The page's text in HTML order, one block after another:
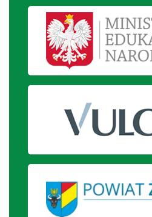
Uczennice
sztucznymi